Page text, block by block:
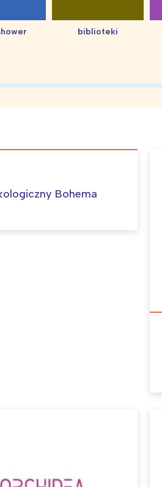
biblioteki
Bohema
Warszawa